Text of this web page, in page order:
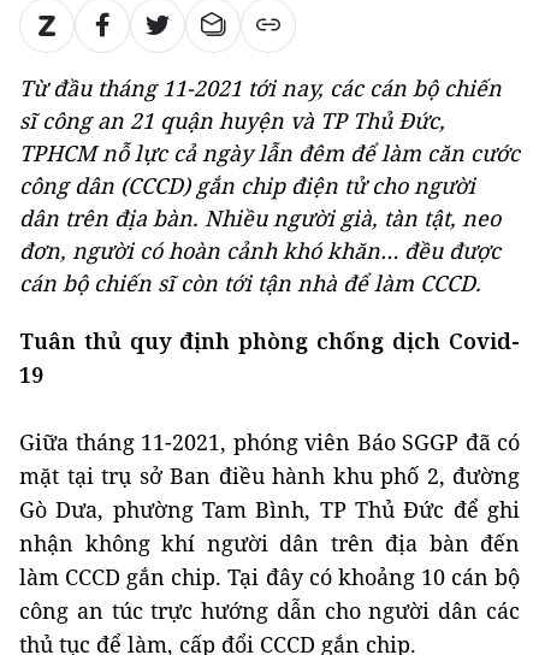
Từ đầu tháng 11-2021 tới nay, các cán bộ chiến
sĩ công an 21 quận huyện và TP Thủ Đức,
TPHCM nỗ lực cả ngày lẫn đêm để làm căn cước
công dân (CCCD) gắn chip điện tử cho người
dân trên địa bàn. Nhiều người già, tàn tật, neo
đơn, người có hoàn cảnh khó khăn… đều được
cán bộ chiến sĩ còn tới tận nhà để làm CCCD.
Tuân thủ quy định phòng chống dịch Covid-
19
Giữa tháng 11-2021, phóng viên Báo SGGP đã có
mặt tại trụ sở Ban điều hành khu phố 2, đường
Gò Dưa, phường Tam Bình, TP Thủ Đức để ghi
nhận không khí người dân trên địa bàn đến
làm CCCD gắn chip. Tại đây có khoảng 10 cán bộ
công an túc trực hướng dẫn cho người dân các
thủ tục để làm, cấp đổi CCCD gắn chip.